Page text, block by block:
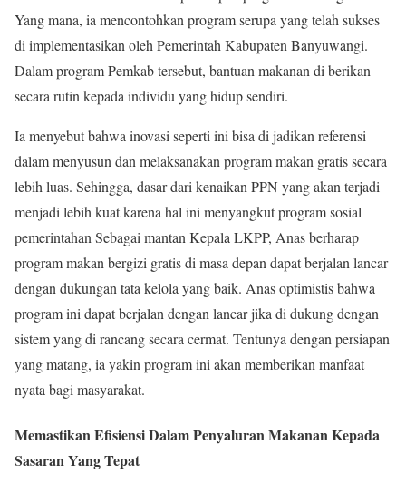
Yang mana, ia mencontohkan program serupa yang telah sukses
di implementasikan oleh Pemerintah Kabupaten Banyuwangi.
Dalam program Pemkab tersebut, bantuan makanan di berikan
secara rutin kepada individu yang hidup sendiri.
Ia menyebut bahwa inovasi seperti ini bisa di jadikan referensi
dalam menyusun dan melaksanakan program makan gratis secara
lebih luas. Sehingga, dasar dari kenaikan PPN yang akan terjadi
menjadi lebih kuat karena hal ini menyangkut program sosial
pemerintahan Sebagai mantan Kepala LKPP, Anas berharap
program makan bergizi gratis di masa depan dapat berjalan lancar
dengan dukungan tata kelola yang baik. Anas optimistis bahwa
program ini dapat berjalan dengan lancar jika di dukung dengan
sistem yang di rancang secara cermat. Tentunya dengan persiapan
yang matang, ia yakin program ini akan memberikan manfaat
nyata bagi masyarakat.
Memastikan Efisiensi Dalam Penyaluran Makanan Kepada
Sasaran Yang Tepat